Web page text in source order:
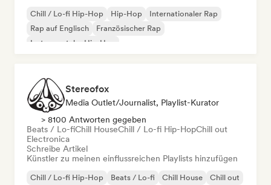
Chill / Lo-fi Hip-Hop Hip-Hop
Internationaler Rap
Rap auf Englisch
Französischer Rap
Instrumentaler Hip-Hop
Stereofox
Media Outlet/Journalist, Playlist-Kurator
> 8100 Antworten gegeben
Beats / Lo-fiChill HouseChill / Lo-fi Hip-HopChill out
Electronica
Schreibe Artikel
Künstler zu meinen einflussreichen Playlists hinzufügen
Chill / Lo-fi Hip-Hop Beats / Lo-fi Chill House Chill out